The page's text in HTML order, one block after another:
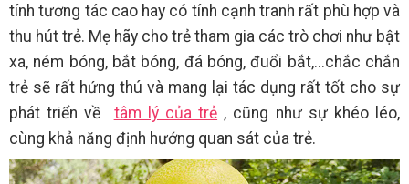
tính tương tác cao hay có tính cạnh tranh rất phù hợp và
thu hút trẻ. Mẹ hãy cho trẻ tham gia các trò chơi như bật
xa, ném bóng, bắt bóng, đá bóng, đuổi bắt,...chắc chắn
trẻ sẽ rất hứng thú và mang lại tác dụng rất tốt cho sự
phát triển về tâm lý của trẻ , cũng như sự khéo léo,
cùng khả năng định hướng quan sát của trẻ.